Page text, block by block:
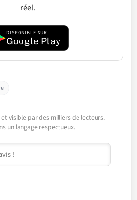
réel.
DISPONIBLE SUR
Google Play
visible par des milliers de lecteurs.
un langage respectueux.